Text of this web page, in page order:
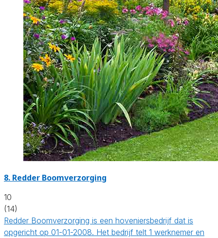
8. Redder Boomverzorging
10
(14)
Redder Boomverzorging is een hoveniersbedrijf dat is
opgericht op 01-01-2008. Het bedrijf telt 1 werknemer en